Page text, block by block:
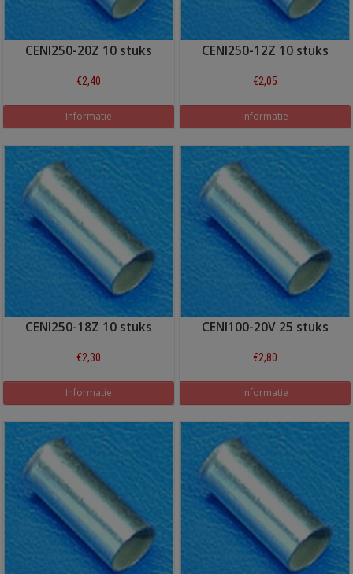
CENI250-20Z 10 stuks
€2,40
Informatie
CENI250-12Z 10 stuks
€2,05
Informatie
CENI250-18Z 10 stuks
€2,30
Informatie
CENI100-20V 25 stuks
€2,80
Informatie